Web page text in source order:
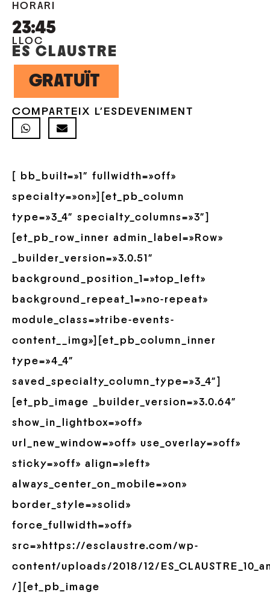
HORARI
23:45
LLOC
ES CLAUSTRE
GRATUÏT
COMPARTEIX L'ESDEVENIMENT
[ bb_built=»1″ fullwidth=»off»
specialty=»on»][et_pb_column
type=»3_4″ specialty_columns=»3″]
[et_pb_row_inner admin_label=»Row»
_builder_version=»3.0.51″
background_position_1=»top_left»
background_repeat_1=»no-repeat»
module_class=»tribe-events-
content__img»][et_pb_column_inner
type=»4_4″
saved_specialty_column_type=»3_4″]
[et_pb_image _builder_version=»3.0.64″
show_in_lightbox=»off»
url_new_window=»off» use_overlay=»off»
sticky=»off» align=»left»
always_center_on_mobile=»on»
border_style=»solid»
force_fullwidth=»off»
src=»https://esclaustre.com/wp-
content/uploads/2018/12/
/][et_pb_image